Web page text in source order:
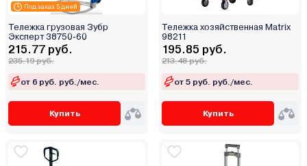
Под заказ 5 дней
Тележка грузовая Зубр
Эксперт 38750-60
215.77 руб.
235.19 руб.
от 6 руб. руб./мес.
Купить
Тележка хозяйственная Matrix
98211
195.85 руб.
213.48 руб.
от 5 руб. руб./мес.
Купить